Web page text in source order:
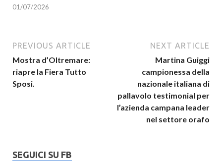
01/07/2026
PREVIOUS ARTICLE
Mostra d’Oltremare:
riapre la Fiera Tutto
Sposi.
NEXT ARTICLE
Martina Guiggi
campionessa della
nazionale italiana di
pallavolo testimonial per
l’azienda campana leader
nel settore orafo
SEGUICI SU FB